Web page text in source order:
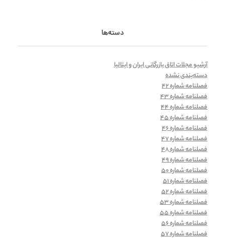
دسته‌ها
آرشیو مجلات اتاق بازرگانی ایران و ایتالیا
دسته‌بندی نشده
فصلنامه شماره 42
فصلنامه شماره 43
فصلنامه شماره 44
فصلنامه شماره 45
فصلنامه شماره 46
فصلنامه شماره 47
فصلنامه شماره 48
فصلنامه شماره 49
فصلنامه شماره 50
فصلنامه شماره 51
فصلنامه شماره 52
فصلنامه شماره 53
فصلنامه شماره 55
فصلنامه شماره 56
فصلنامه شماره 57